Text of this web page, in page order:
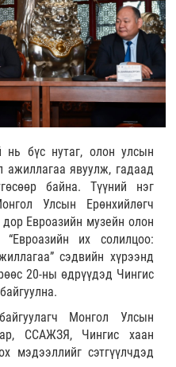
нь бүс нутаг, олон улсын
ажиллагаа явуулж, гадаад
байна. Түүний нэг
Улсын Ерөнхийлөгч
Евроазийн музейн олон
их солилцоо:
сэдвийн хүрээнд
20-ны өдрүүдэд Чингис
Монгол Улсын
ССАЖЗЯ, Чингис хаан
мэдээллийг сэтгүүлчдэд